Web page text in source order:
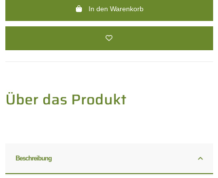
In den Warenkorb
Beschreibung